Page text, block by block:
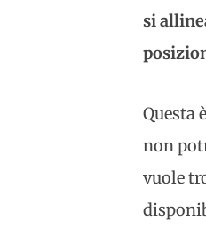
si
Questa
non
vuole